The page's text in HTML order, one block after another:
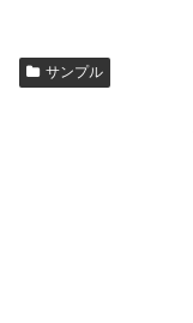
サンプル